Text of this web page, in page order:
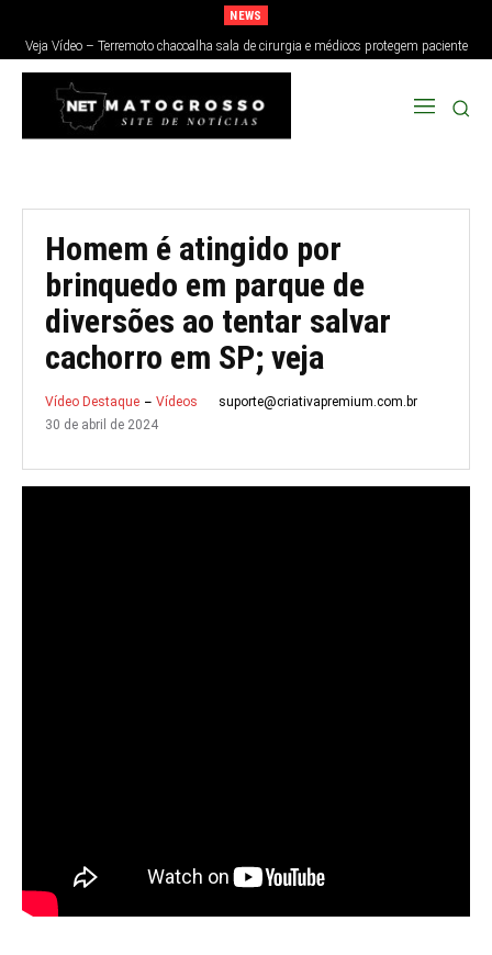
NEWS
Veja Vídeo – Terremoto chacoalha sala de cirurgia e médicos protegem paciente
no Japão; veja
Homem é atingido por
brinquedo em parque de
diversões ao tentar salvar
cachorro em SP; veja
Vídeo Destaque Vídeos
suporte@criativapremium.com.br
30 de abril de 2024